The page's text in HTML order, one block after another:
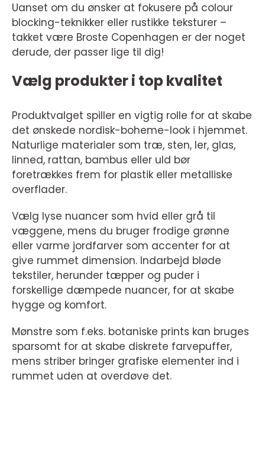
Uanset om du ønsker at fokusere på colour
blocking-teknikker eller rustikke teksturer –
takket være Broste Copenhagen er der noget
derude, der passer lige til dig!
Vælg produkter i top kvalitet
Produktvalget spiller en vigtig rolle for at skabe
det ønskede nordisk-boheme-look i hjemmet.
Naturlige materialer som træ, sten, ler, glas,
linned, rattan, bambus eller uld bør
foretrækkes frem for plastik eller metalliske
overflader.
Vælg lyse nuancer som hvid eller grå til
væggene, mens du bruger frodige grønne
eller varme jordfarver som accenter for at
give rummet dimension. Indarbejd bløde
tekstiler, herunder tæpper og puder i
forskellige dæmpede nuancer, for at skabe
hygge og komfort.
Mønstre som f.eks. botaniske prints kan bruges
sparsomt for at skabe diskrete farvepuffer,
mens striber bringer grafiske elementer ind i
rummet uden at overdøve det.